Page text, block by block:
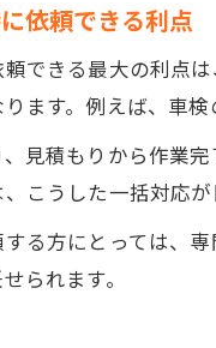
依頼できる利点
できる最大の利点
ます。例えば、車
見積もりから作業
こうした一括対応
る方にとっては、
られます。